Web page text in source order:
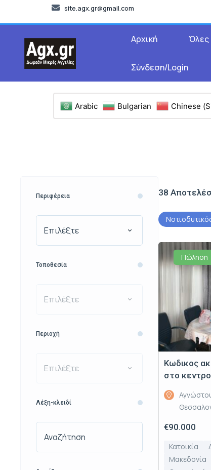
site.agx.gr@gmail.com
Αρχική Όλες
Σύνδεση/Login
Arabic Bulgarian Chinese
Περιφέρεια
Επιλέξτε
Τοποθεσία
Επιλέξτε
Περιοχή
Επιλέξτε
Λέξη-κλειδί
38
Πώληση
Κωδικος
στο
€90.000
Κατοικία
Μακεδονία